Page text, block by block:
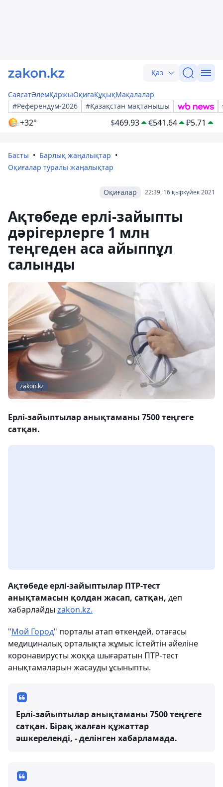
Қаз
СаясатӘлемҚаржыОқиғаҚұқықМақалалар
#Референдум-2026
#Қазақстан мақтанышы
+32° $469.93 €541.64 ₽5.71
Басты
Барлық жаңалықтар
Оқиғалар туралы жаңалықтар
22:39, 16 қыркүйек 2021
Оқиғалар
Ақтөбеде ерлі-зайыпты
дәрігерлерге 1 млн
теңгеден аса айыппұл
салынды
zakon.kz
Ерлі-зайыптылар анықтаманы 7500 теңгеге
сатқан.
Ақтөбеде ерлі-зайыптылар ПТР-тест
анықтамасын қолдан жасап, сатқан, деп
хабарлайды zakon.kz.
"Мой Город" порталы атап өткендей, отағасы
медициналық орталықта жұмыс істейтін әйеліне
коронавирусты жоққа шығаратын ПТР-тест
анықтамаларын жасауды ұсыныпты.
Ерлі-зайыптылар анықтаманы 7500 теңгеге
сатқан. Бірақ жалған құжаттар
әшкереленді, - делінген хабарламада.